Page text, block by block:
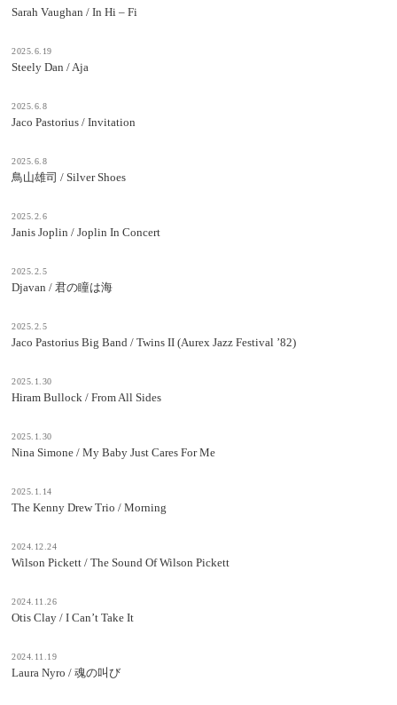
Sarah Vaughan / In Hi – Fi
2025.6.19
Steely Dan / Aja
2025.6.8
Jaco Pastorius / Invitation
2025.6.8
鳥山雄司 / Silver Shoes
2025.2.6
Janis Joplin / Joplin In Concert
2025.2.5
Djavan / 君の瞳は海
2025.2.5
Jaco Pastorius Big Band / Twins II (Aurex Jazz Festival ’82)
2025.1.30
Hiram Bullock / From All Sides
2025.1.30
Nina Simone / My Baby Just Cares For Me
2025.1.14
The Kenny Drew Trio / Morning
2024.12.24
Wilson Pickett / The Sound Of Wilson Pickett
2024.11.26
Otis Clay / I Can’t Take It
2024.11.19
Laura Nyro / 魂の叫び